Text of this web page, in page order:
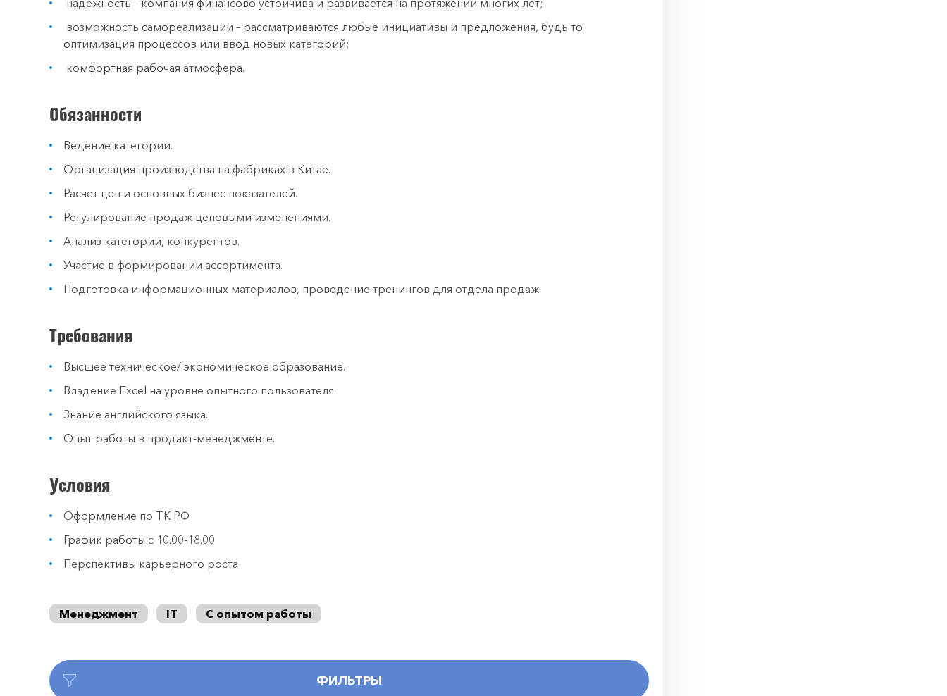
надежность – компания финансово устойчива и развивается на протяжении многих лет;
возможность самореализации – рассматриваются любые инициативы и предложения, будь то
оптимизация процессов или ввод новых категорий;
комфортная рабочая атмосфера.
Обязанности
Ведение категории.
Организация производства на фабриках в Китае.
Расчет цен и основных бизнес показателей.
Регулирование продаж ценовыми изменениями.
Анализ категории, конкурентов.
Участие в формировании ассортимента.
Подготовка информационных материалов, проведение тренингов для отдела продаж.
Требования
Высшее техническое/ экономическое образование.
Владение Excel на уровне опытного пользователя.
Знание английского языка.
Опыт работы в продакт-менеджменте.
Условия
Оформление по ТК РФ
График работы с 10.00-18.00
Перспективы карьерного роста
Менеджмент IT С опытом работы
ФИЛЬТРЫ